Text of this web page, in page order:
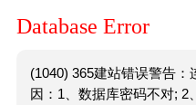
Database Error
(1040) 365建站错误警告
因：1、数据库密码不对; 2